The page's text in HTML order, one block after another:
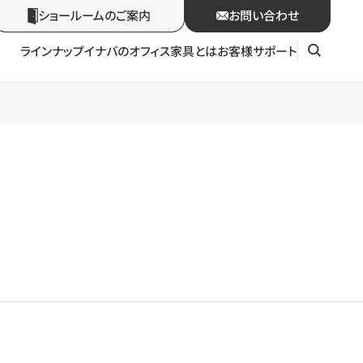
ラインナップイナバのオフィス家具とはお客様サポート
ショールームのご案内 お問い合わせ